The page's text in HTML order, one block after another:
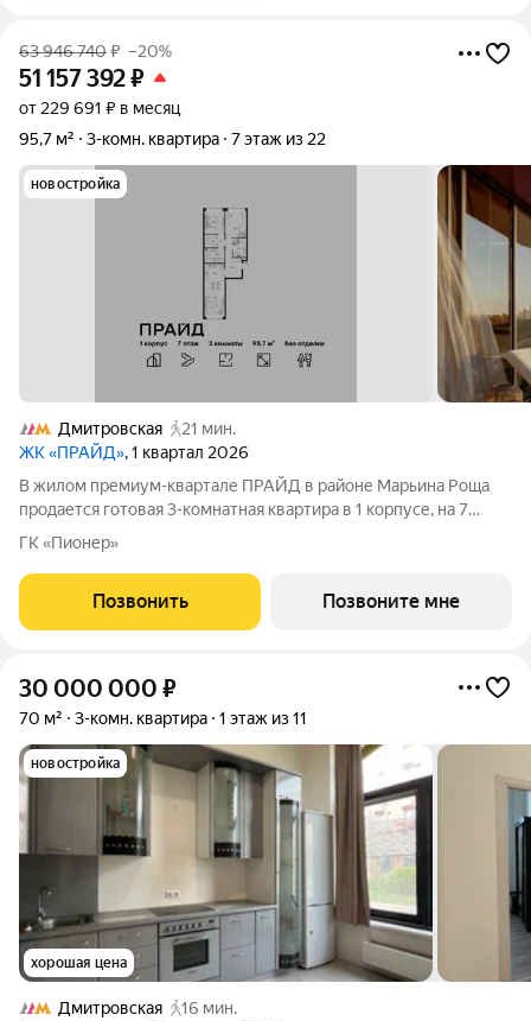
63 946 740₽ –20%
51 157 392₽
от 229 691 ₽ в месяц
95,7 м²
3-комн. квартира 7 этаж из 22
новостройка
Дмитровская
21 мин.
ЖК «ПРАЙД», 1 квартал 2026
В жилом премиум-квартале ПРАЙД в районе Марьина Роща
продается готовая 3-комнатная квартира в 1 корпусе, на 7
этаже, в секции 1 площадью 95.7 м напрямую от застройщика
PIONEER. Ключи в 2026 году. Площадь комнат: кухня-
ГК «Пионер»
Позвонить Позвоните мне
30 000 000 ₽
70 м² 3-комн. квартира 1 этаж из 11
новостройка
хорошая цена
Дмитровская
16 мин.